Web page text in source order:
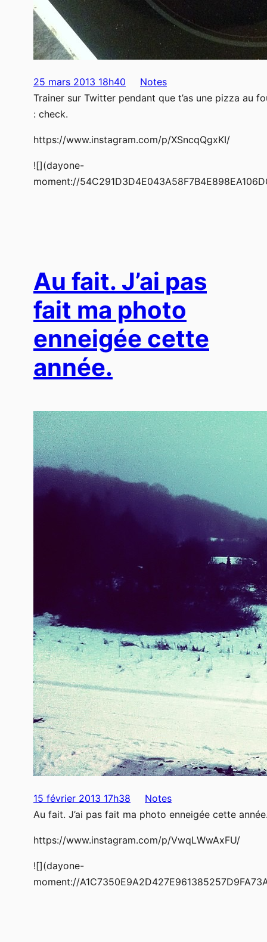
25 mars 2013 18h40
Notes
Trainer sur Twitter pendant que t’as une pizza au
: check.
https://www.instagram.com/p/XSncqQgxKI/
![](dayone-
moment://
Au fait. J’ai pas
fait ma photo
enneigée cette
année.
15 février 2013 17h38
Notes
Au fait. J’ai pas fait ma photo enneigée cette
https://www.instagram.com/p/VwqLWwAxFU/
![](dayone-
moment://